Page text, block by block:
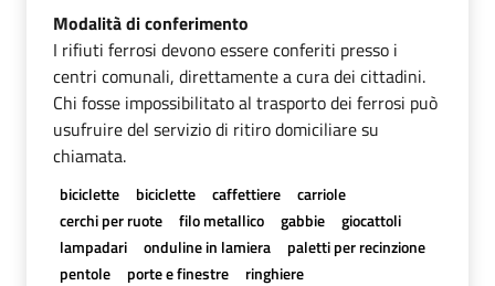
Modalità di conferimento
I rifiuti ferrosi devono essere conferiti presso i
centri comunali, direttamente a cura dei cittadini.
Chi fosse impossibilitato al trasporto dei ferrosi può
usufruire del servizio di ritiro domiciliare su
chiamata.
biciclette biciclette caffettiere
carriole
cerchi per ruote
filo metallico gabbie
giocattoli
lampadari
onduline in lamiera
paletti per recinzione
pentole
porte e finestre
ringhiere